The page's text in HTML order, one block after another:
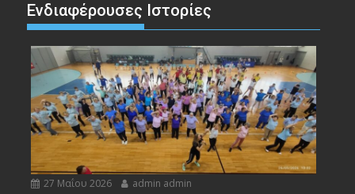
Ενδιαφέρουσες Ιστορίες
27 Μαΐου 2026 admin admin